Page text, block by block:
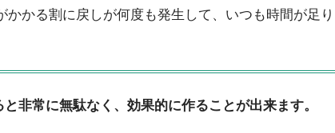
かる割に戻しが何度も発生して、いつも時間が足り
非常に無駄なく、効果的に作ることが出来ます。